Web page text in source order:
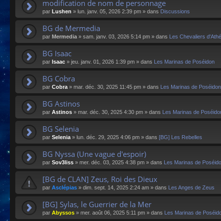
modification de nom de personnage
par Lushen » lun. janv. 05, 2026 2:39 pm » dans Discussions
BG de Mermedia
par Mermedia » sam. janv. 03, 2026 5:14 pm » dans Les Chevaliers
BG Isaac
par Isaac » jeu. janv. 01, 2026 1:39 pm » dans Les Marinas de Poséidon
BG Cobra
par Cobra» mar. déc. 30, 2025 11:45 pm » dans Les Marinas de Poséidon
BG Astinos
par Astinos » mar. déc. 30, 2025 4:30 pm » dans Les Marinas de
BG Selenia
par Selenia» lun. déc. 29, 2025 4:06 pm » dans [BG] Les Rebelles
BG Nyssa (Une vague d'espoir)
par Sov3liss » mer. déc. 03, 2025 4:38 pm » dans Les Marinas de
[BG de CLAN] Zeus, Roi des Dieux
par Asclépias » dim. sept. 14, 2025 2:24 am » dans Les Anges de Zeus
[BG] Sylas, le Guerrier de la Mer
par Abyssos » mer. août 06, 2025 5:11 pm » dans Les Marinas de